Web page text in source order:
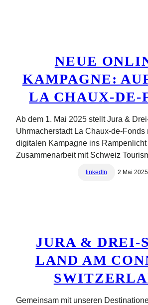
NEUE
KAMPAGNE:
LA CHAUX-DE-
Ab dem 1. Mai 2025 stellt Jura &
Uhrmacherstadt La Chaux-de-Fonds
digitalen Kampagne ins
Zusammenarbeit mit Schweiz
linkedIn 2 Mai 2025
JURA & DREI-
LAND AM
Gemeinsam mit unseren